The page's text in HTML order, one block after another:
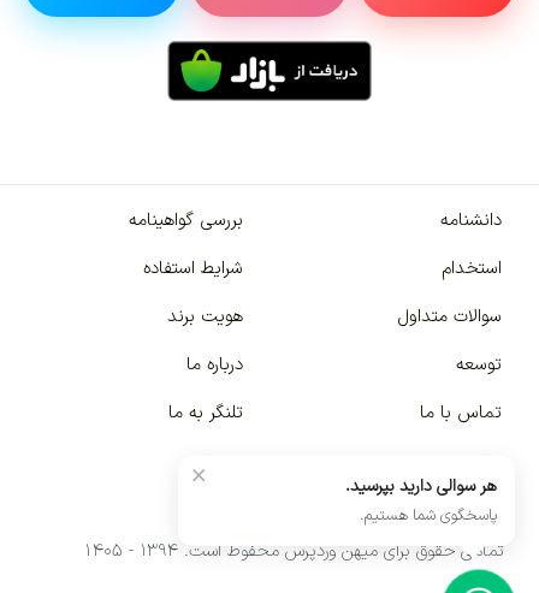
دانشنامه
بررسی گواهینامه
استخدام
شرایط استفاده
سوالات متداول
هویت برند
توسعه
درباره ما
تماس با ما
تلنگر به ما
تمامی حقوق برای میهن وردپرس محفوظ است. ۱۳۹۴ - ۱۴۰۵
× هر سوالی دارید بپرسید.
پاسخگوی شما هستیم.